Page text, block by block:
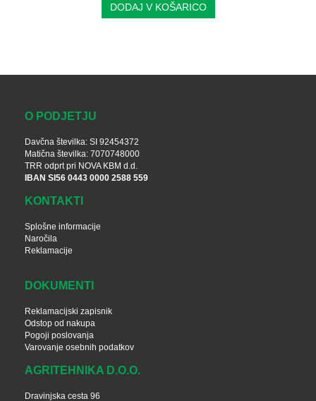
DODAJ V KOŠARICO
O PODJETJU
Davčna številka: SI 92454372
Matična številka: 7070748000
TRR odprt pri NOVA KBM d.d.
IBAN SI56 0443 0000 2588 559
KONTAKTI
Splošne informacije
Naročila
Reklamacije
DOKUMENTI
Reklamacijski zapisnik
Odstop od nakupa
Pogoji poslovanja
Varovanje osebnih podatkov
AGRITEHNIKA D.O.O.
Dravinjska cesta 96